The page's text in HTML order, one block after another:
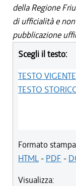
della Regione
di ufficialità e
pubblicazione
Scegli il testo:
TESTO VIGENTE
TESTO
Formato
HTML- PDF -
Visualizza: